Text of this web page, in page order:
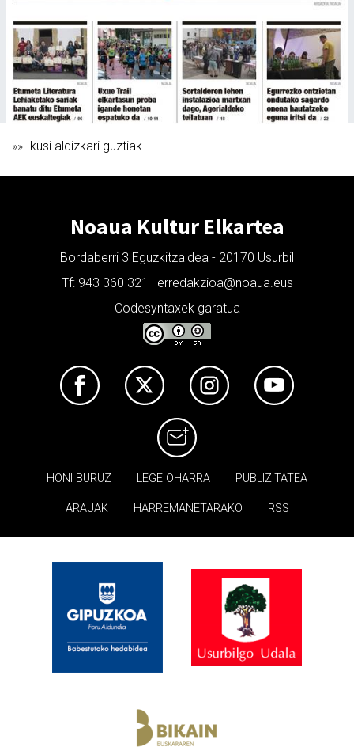
»» Ikusi aldizkari guztiak
Noaua Kultur Elkartea
Bordaberri 3 Eguzkitzaldea - 20170 Usurbil
Tf: 943 360 321 | erredakzioa@noaua.eus
Codesyntaxek garatua
HONI BURUZ LEGE OHARRA PUBLIZITATEA
ARAUAK HARREMANETARAKO RSS